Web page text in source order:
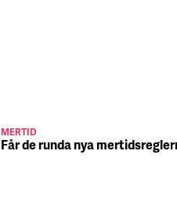
MERTID
Får de runda nya